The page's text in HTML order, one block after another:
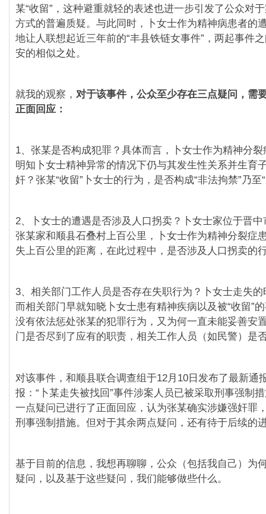
某“收留”，这种避重就轻的表述也进一步引发了公众对
方式的普遍质疑。与此同时，卜女士作为精神病患者的
地让人联想起近三年前的“丰县铁链女事件”，两起事件
安的相似之处。
就我的观察， 对于该事件，公众至少存在三点疑问，需
正面回应：
1、张某是否构成犯罪？具体而言，卜女士作为精神分
明知卜女士精神异常的情况下仍与其发生性关系并生育
奸？张某“收留”卜女士的行为，是否构成“非法拘禁”乃至
2、卜女士的遭遇是否涉及人口拐卖？卜女士家位于晋
张某家和顺县石叠村上百公里，卜女士作为精神分裂症
失上百公里的距离，在此过程中，是否涉及人口拐卖的
3、相关部门工作人员是否存在失职行为？卜女士走失
而相关部门早就知晓卜女士患有精神疾病以及被“收留”
没有依法惩处张某的犯罪行为，又为何一直未能妥善安
门是否尽到了应有的职责，相关工作人员（如民警）是
对该事件，和顺县联合调查组于12月10日发布了最新通
报：“卜某走失被找回”事件涉案人员已被采取刑事强制
一点疑问已进行了正面回应，认为张某确实涉嫌强奸罪
刑事强制措施。但对于其余两点疑问，还有待于后续的
基于目前的信息，我想再聊聊，公众（包括我自己）为
疑问，以及基于这些疑问，我们能够做些什么。